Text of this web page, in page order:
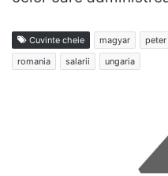
Cuvinte cheie magyar peter
romania
salarii ungaria